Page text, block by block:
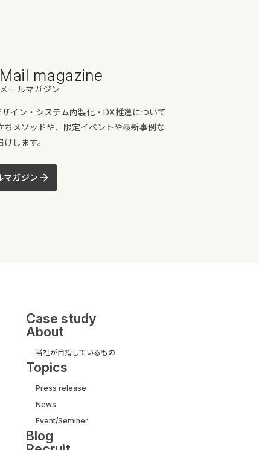
Mail magazine
メールマガジン
イン・システム内製化・DX推進について
ちメソッドや、限定イベントや最新事例な
けします。
マガジン
Case study
About
当社が目指しているもの
Topics
Press release
News
Event/Seminer
Blog